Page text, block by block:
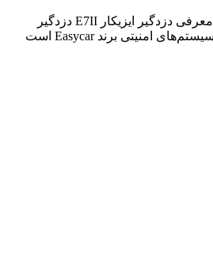
دزدگیر ایزیکار مدل E7II معرفی دزدگیر ایزیکار E7II دزدگیر
ایزیکار مدل E7II یکی از سیستم‌های امنیتی برند Easycar است